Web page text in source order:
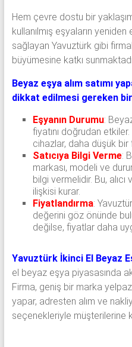
Hem çevre dostu bir
kullanılmış eşyaların yeniden
sağlayan Yavuztürk gibi
büyümesine katkı
Beyaz eşya alım satımı
dikkat edilmesi gereken
Eşyanın Durumu:
fiyatını doğrudan etkiler.
cihazlar, daha düşük bir
Satıcıya Bilgi Verme:
markası, modeli ve
bilgi vermelidir. Bu, alıcı
ilişkisi kurar.
Fiyatlandırma:
değerini göz önünde
değilse, fiyatlar daha
Yavuztürk İkinci El Beyaz
el beyaz eşya piyasasında
Firma, geniş bir marka
yapar, adresten alım ve
seçenekleriyle müşterilerine